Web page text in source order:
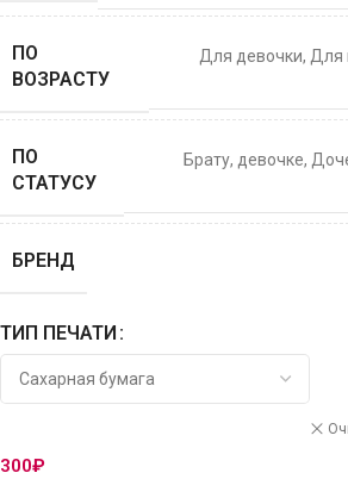
ПО
ВОЗРАСТУ
Для девочки, Для
ПО
СТАТУСУ
Брату, девочке,
БРЕНД
ТИП ПЕЧАТИ
300₽